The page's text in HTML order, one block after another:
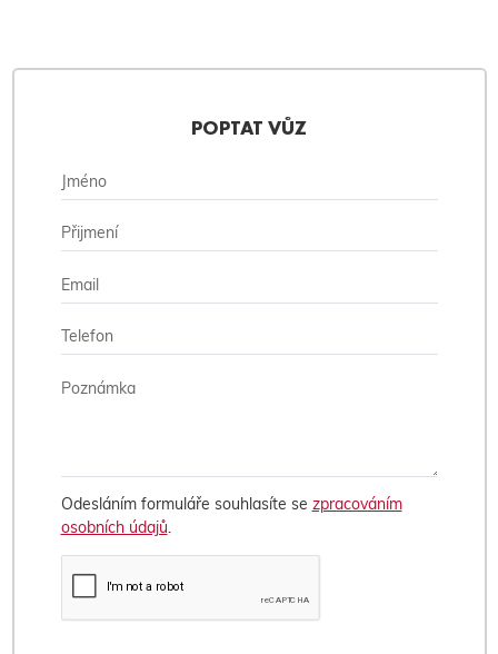
POPTAT VŮZ
Odesláním formuláře souhlasíte se zpracováním
osobních údajů.